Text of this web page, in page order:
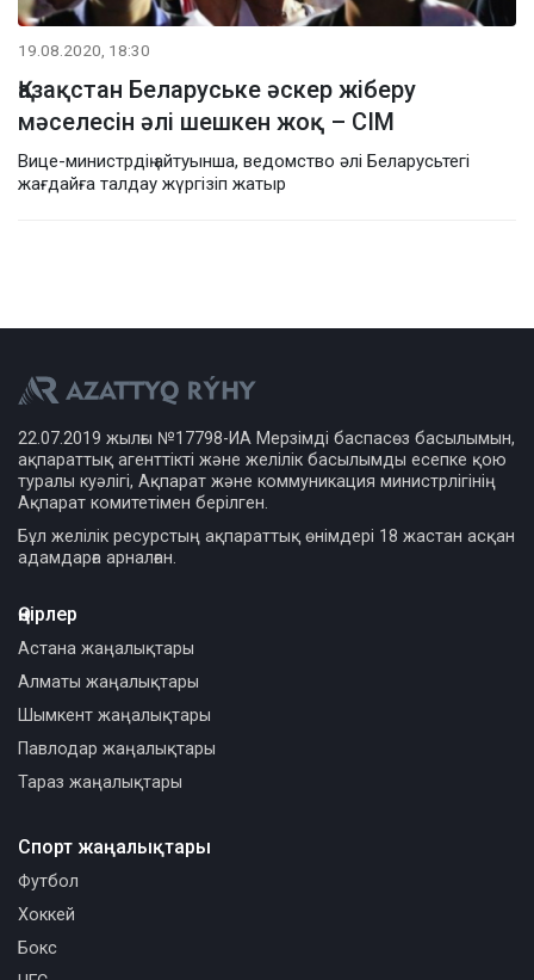
19.08.2020, 18:30
Қазақстан Беларуське әскер жіберу
мәселесін әлі шешкен жоқ – СІМ
Вице-министрдің айтуынша, ведомство әлі Беларусьтегі
жағдайға талдау жүргізіп жатыр
22.07.2019 жылғы №17798-ИА Мерзімді баспасөз басылымын,
ақпараттық агенттікті және желілік басылымды есепке қою
туралы куәлігі, Ақпарат және коммуникация министрлігінің
Ақпарат комитетімен берілген.
Бұл желілік ресурстың ақпараттық өнімдері 18 жастан асқан
адамдарға арналған.
Өңірлер
Астана жаңалықтары
Алматы жаңалықтары
Шымкент жаңалықтары
Павлодар жаңалықтары
Тараз жаңалықтары
Спорт жаңалықтары
Футбол
Хоккей
Бокс